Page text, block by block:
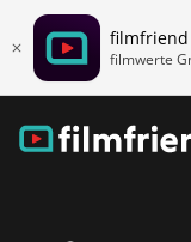
filmfriend
filmwerte